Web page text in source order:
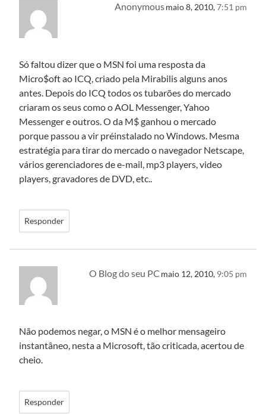
Anonymousmaio 8, 2010,7:51 pm
Só faltou dizer que o MSN foi uma resposta da
Micro$oft ao ICQ, criado pela Mirabilis alguns anos
antes. Depois do ICQ todos os tubarões do mercado
criaram os seus como o AOL Messenger, Yahoo
Messenger e outros. O da M$ ganhou o mercado
porque passou a vir préinstalado no Windows. Mesma
estratégia para tirar do mercado o navegador Netscape,
vários gerenciadores de e-mail, mp3 players, video
players, gravadores de DVD, etc..
Responder
O Blog do seu PC maio 12, 2010, 9:05 pm
Não podemos negar, o MSN é o melhor mensageiro
instantâneo, nesta a Microsoft, tão criticada, acertou de
cheio.
Responder